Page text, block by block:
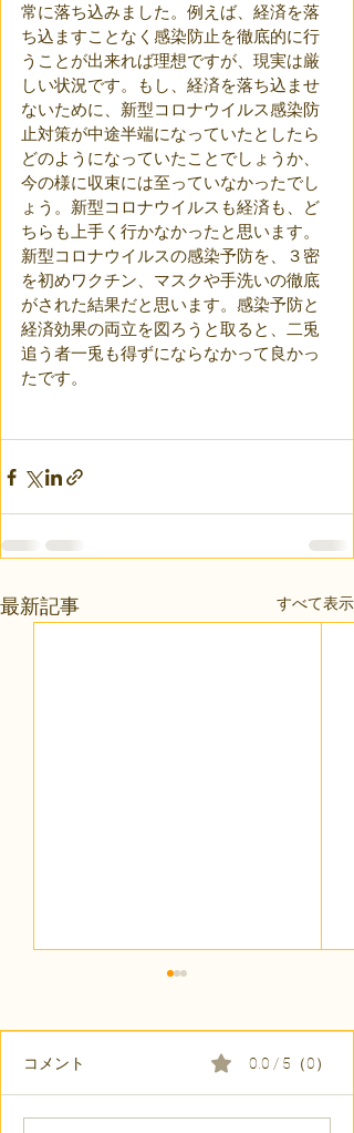
常に落ち込みました。例えば、経済を落
ち込ますことなく感染防止を徹底的に行
うことが出来れば理想ですが、現実は厳
しい状況です。もし、経済を落ち込ませ
ないために、新型コロナウイルス感染防
止対策が中途半端になっていたとしたら
どのようになっていたことでしょうか、
今の様に収束には至っていなかったでし
ょう。新型コロナウイルスも経済も、ど
ちらも上手く行かなかったと思います。
新型コロナウイルスの感染予防を、３密
を初めワクチン、マスクや手洗いの徹底
がされた結果だと思います。感染予防と
経済効果の両立を図ろうと取ると、二兎
追う者一兎も得ずにならなかって良かっ
たです。
最新記事 すべて表示
コメント 0.0 / 5（0）